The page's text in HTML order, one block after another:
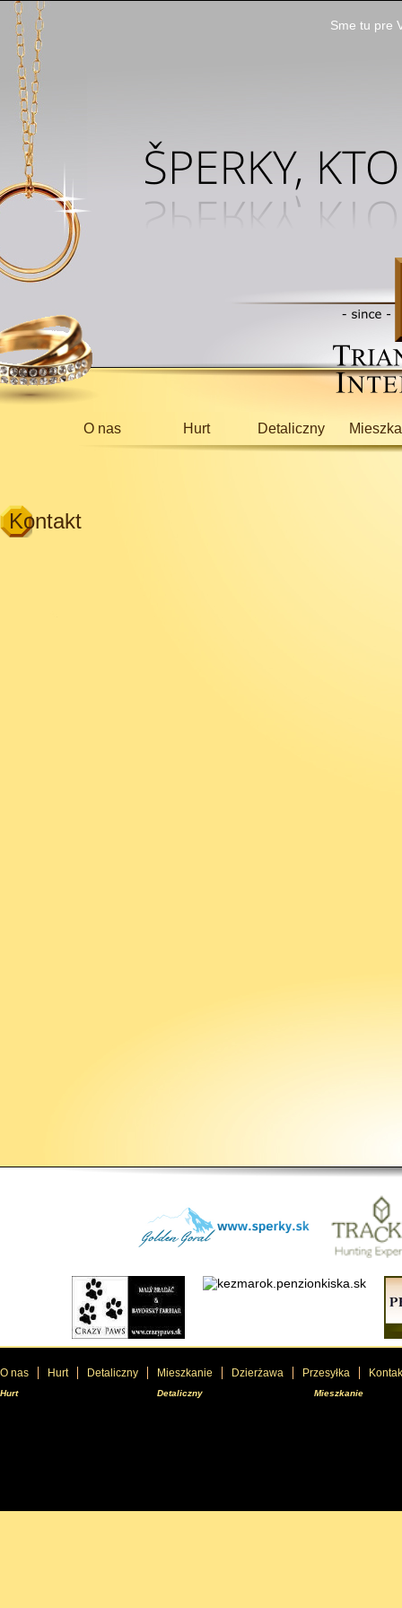
O nas Hurt Detaliczny
Kontakt
O nas Hurt Detaliczny Mieszkanie Dzierżawa Przesyłka
Hurt Detaliczny Mieszkanie
Sme tu pre